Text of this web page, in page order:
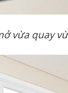
vừa quay